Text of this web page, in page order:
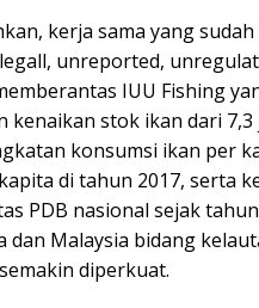
kerja sama yang
unreported,
IUU Fishing
kenaikan stok ikan dari
konsumsi ikan per
di tahun 2017, serta
PDB nasional sejak
dan Malaysia bidang
diperkuat.